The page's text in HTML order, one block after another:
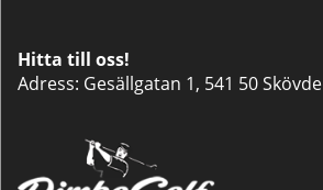
Hitta till oss!
Adress: Gesällgatan 1, 541 50 Skövde